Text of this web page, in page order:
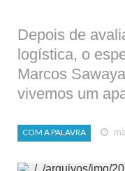
Depois de
logística, o
Marcos
vivemos um
COM A PALAVRA